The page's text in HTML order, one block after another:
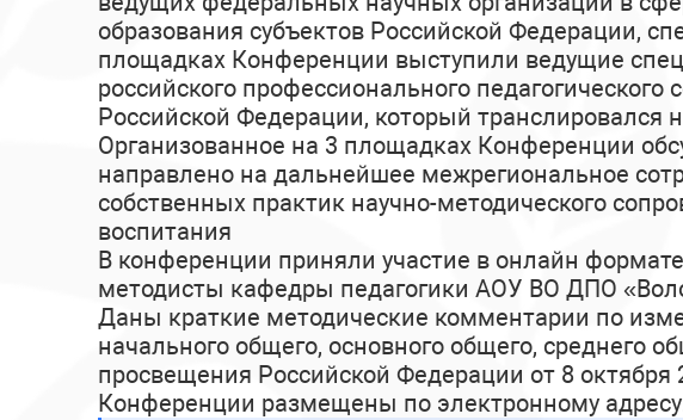
образования субъектов Российской Федерации,
площадках Конференции выступили ведущие
российского профессионального
Российской Федерации, который
Организованное на 3 площадках Конференции
направлено на дальнейшее межрегиональное
собственных практик научно-методического
воспитания
В конференции приняли участие в онлайн
методисты кафедры педагогики АОУ ВО ДПО
Даны краткие методические комментарии по
начального общего, основного общего, среднего
просвещения Российской Федерации от 8
Конференции размещены по электронному